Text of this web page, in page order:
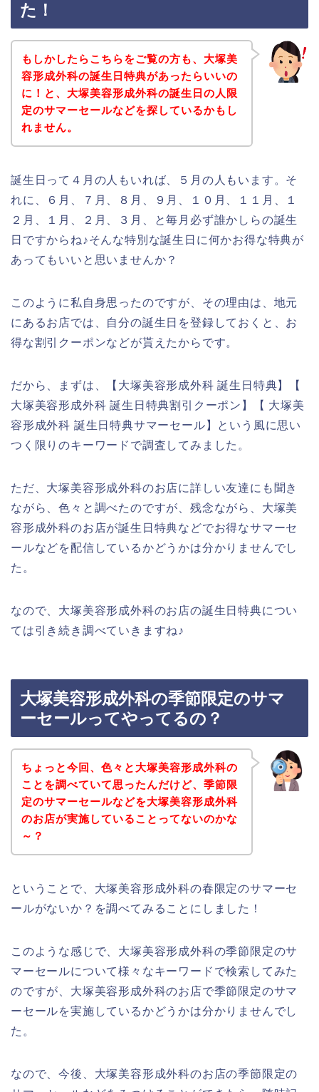
た！
もしかしたらこちらをご覧の方も、大塚美
容形成外科の誕生日特典があったらいいの
に！と、大塚美容形成外科の誕生日の人限
定のサマーセールなどを探しているかもし
れません。
誕生日って４月の人もいれば、５月の人もいます。そ
れに、６月、７月、８月、９月、１０月、１１月、１
２月、１月、２月、３月、と毎月必ず誰かしらの誕生
日ですからね♪そんな特別な誕生日に何かお得な特典が
あってもいいと思いませんか？
このように私自身思ったのですが、その理由は、地元
にあるお店では、自分の誕生日を登録しておくと、お
得な割引クーポンなどが貰えたからです。
だから、まずは、【大塚美容形成外科 誕生日特典】【
大塚美容形成外科 誕生日特典割引クーポン】【 大塚美
容形成外科 誕生日特典サマーセール】という風に思い
つく限りのキーワードで調査してみました。
ただ、大塚美容形成外科のお店に詳しい友達にも聞き
ながら、色々と調べたのですが、残念ながら、大塚美
容形成外科のお店が誕生日特典などでお得なサマーセ
ールなどを配信しているかどうかは分かりませんでし
た。
なので、大塚美容形成外科のお店の誕生日特典につい
ては引き続き調べていきますね♪
大塚美容形成外科の季節限定のサマ
ーセールってやってるの？
ちょっと今回、色々と大塚美容形成外科の
ことを調べていて思ったんだけど、季節限
定のサマーセールなどを大塚美容形成外科
のお店が実施していることってないのかな
～？
ということで、大塚美容形成外科の春限定のサマーセ
ールがないか？を調べてみることにしました！
このような感じで、大塚美容形成外科の季節限定のサ
マーセールについて様々なキーワードで検索してみた
のですが、大塚美容形成外科のお店で季節限定のサマ
ーセールを実施しているかどうかは分かりませんでし
た。
なので、今後、大塚美容形成外科のお店の季節限定の